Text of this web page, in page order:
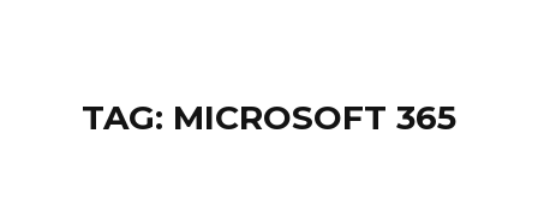
TAG: MICROSOFT 365